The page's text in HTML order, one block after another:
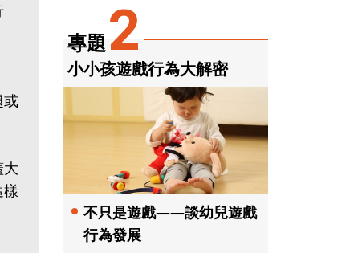
或
專題2
小小孩遊戲行為大解密
不只是遊戲——談幼兒遊戲
行為發展